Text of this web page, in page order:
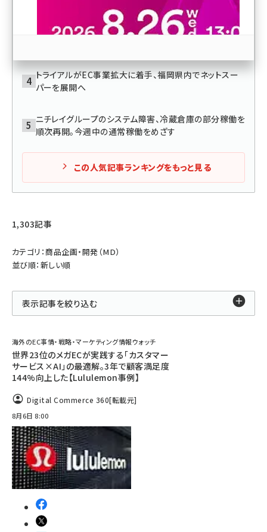
Amazonで3年連続カテゴリー1位の「タオル研究所」が
圧倒的なブランド力を築いたワケ。成功のカギは“伊澤プ
トライアルがEC事業拡大に着手、福岡県内でネットスー
パーを展開へ
ニチレイグループのシステム障害、冷蔵倉庫の部分稼働を
順次再開。今週中の通常稼働をめざす
この人気記事ランキングをもっと見る
1,303記事
カテゴリ：商品企画・開発（MD）
並び順：新しい順
表示記事を絞り込む
海外のEC事情・戦略・マーケティング情報ウォッチ
世界23位のメガECが実践する「カスタマー
サービス×AI」の最適解。3年で顧客満足度
144%向上した【Lululemon事例】
Digital Commerce 360[転載元]
8月6日 8:00